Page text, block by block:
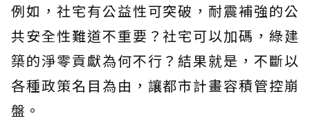
例如，社宅有公益性可突破，耐震補強的公
共安全性難道不重要？社宅可以加碼，綠建
築的淨零貢獻為何不行？結果就是，不斷以
各種政策名目為由，讓都市計畫容積管控崩
盤。